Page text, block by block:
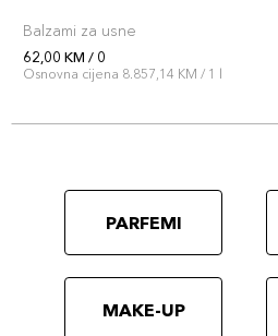
Balzami za usne
62,00 KM / 0
Osnovna cijena 8.857,14 KM / 1 l
PARFEMI
MAKE-UP